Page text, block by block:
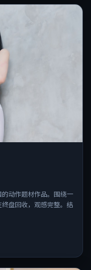
动作题材作品。围绕一
盘回收，观感完整。结